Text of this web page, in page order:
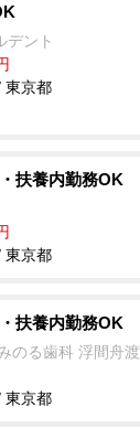
デント
東京都
扶養内勤務OK
東京都
扶養内勤務OK
のる歯科 浮間舟渡
東京都